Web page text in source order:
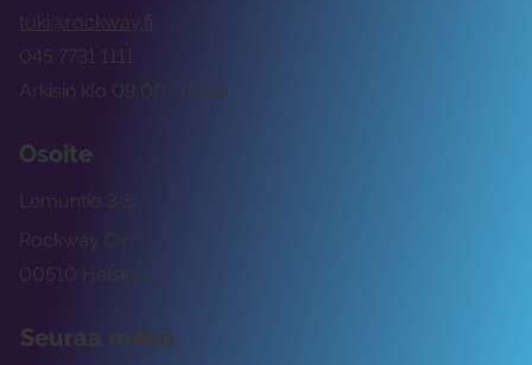
tuki@rockway.fi
Arkisin klo 09:00 -15:00
045 7731 1111
Osoite
Rockway Oy
Lemuntie 3-5
00510 Helsinki
Seuraa meitä